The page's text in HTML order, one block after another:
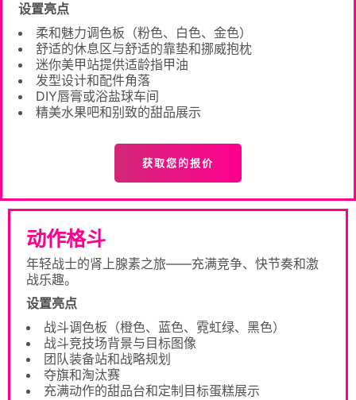
设置亮点
柔和魅力调色板（粉色、白色、金色）
舒适的休息区与舒适的靠垫和挪威抱枕
迷你美甲站提供适龄指甲油
发型设计和配件角落
DIY唇膏或浴盐球车间
精美水果吧和别致的甜品展示
获取您的报价
动作格斗
年轻战士的肾上腺素之旅——充满竞争、快节奏和激
战乐趣。
设置亮点
战斗调色板（橙色、蓝色、霓虹绿、黑色）
战斗竞技场背景与目标图像
团队装备站和战略规划
夺旗和淘汰赛
充满动作的甜品台和定制目标蛋糕展示